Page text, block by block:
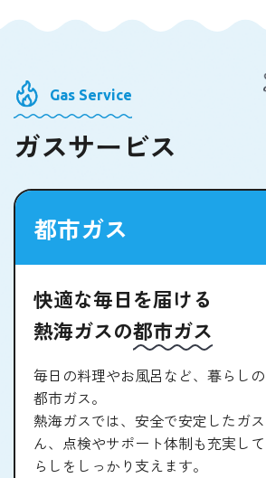
Gas Service
ガスサービス
都市ガス
快適な毎日を届ける
熱海ガスの都市ガス
毎日の料理やお風呂など、暮らし
都市ガス。
熱海ガスでは、安全で安定したガ
ん、点検やサポート体制も充実し
らしをしっかり支えます。